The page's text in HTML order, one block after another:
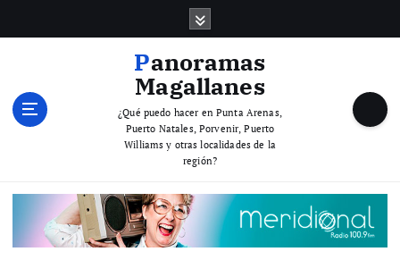
Panoramas
Magallanes
¿Qué puedo hacer en Punta Arenas,
Puerto Natales, Porvenir, Puerto
Williams y otras localidades de la
región?